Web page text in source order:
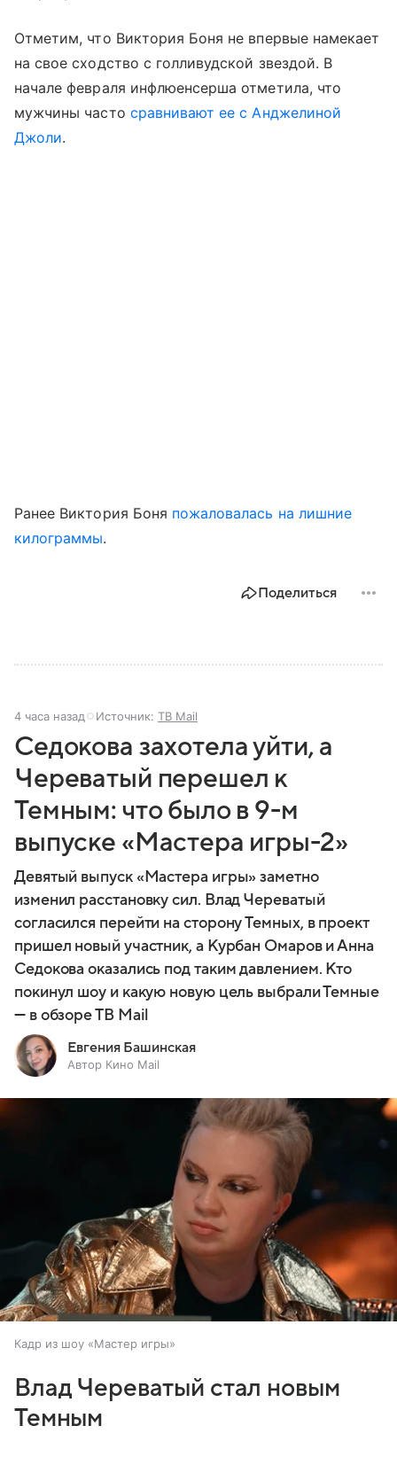
Отметим, что Виктория Боня не впервые намекает
на свое сходство с голливудской звездой. В
начале февраля инфлюенсерша отметила, что
мужчины часто сравнивают ее с Анджелиной
Джоли.
Ранее Виктория Боня пожаловалась на лишние
килограммы.
Поделиться
4 часа назад Источник: ТВ Mail
Седокова захотела уйти, а
Череватый перешел к
Темным: что было в 9-м
выпуске «Мастера игры-2»
Девятый выпуск «Мастера игры» заметно
изменил расстановку сил. Влад Череватый
согласился перейти на сторону Темных, в проект
пришел новый участник, а Курбан Омаров и Анна
Седокова оказались под таким давлением. Кто
покинул шоу и какую новую цель выбрали Темные
— в обзоре ТВ Mail
Евгения Башинская
Автор Кино Mail
Кадр из шоу «Мастер игры»
Влад Череватый стал новым
Темным